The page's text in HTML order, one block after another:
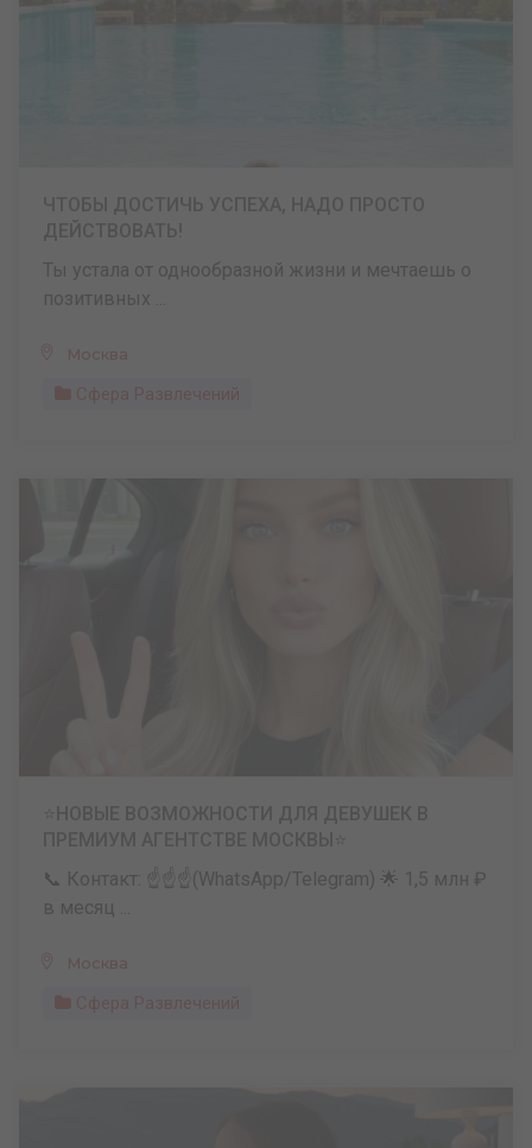
Ты устала от однообразной жизни и мечтаешь о
позитивных ...
Москва
Сфера Развлечений
📞 Контакт: ☝️☝️☝️(WhatsApp/Telegram) 🌟 1,5 млн ₽
в месяц ...
Москва
Сфера Развлечений